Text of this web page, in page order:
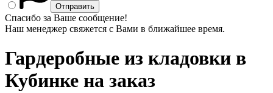
Спасибо за Ваше сообщение!
Наш менеджер свяжется с Вами в ближайшее время.
Гардеробные из кладовки в
Кубинке на заказ